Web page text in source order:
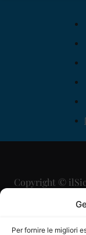
Per fornire le migliori
Copyright ©